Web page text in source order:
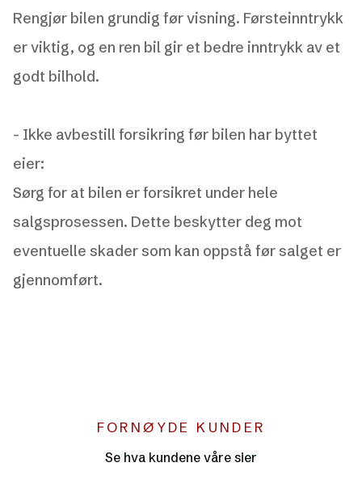
Rengjør bilen grundig før visning. Førsteinntrykk
er viktig, og en ren bil gir et bedre inntrykk av et
godt bilhold.
- Ikke avbestill forsikring før bilen har byttet
eier:
Sørg for at bilen er forsikret under hele
salgsprosessen. Dette beskytter deg mot
eventuelle skader som kan oppstå før salget er
gjennomført.
FORNØYDE KUNDER
Se hva kundene våre sier